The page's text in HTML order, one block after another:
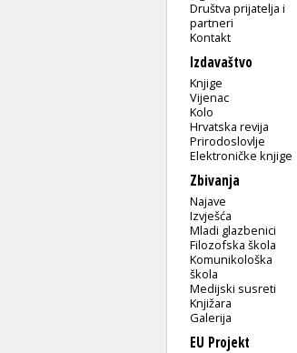
Društva prijatelja i
partneri
Kontakt
Izdavaštvo
Knjige
Vijenac
Kolo
Hrvatska revija
Prirodoslovlje
Elektroničke knjige
Zbivanja
Najave
Izvješća
Mladi glazbenici
Filozofska škola
Komunikološka
škola
Medijski susreti
Knjižara
Galerija
EU Projekt